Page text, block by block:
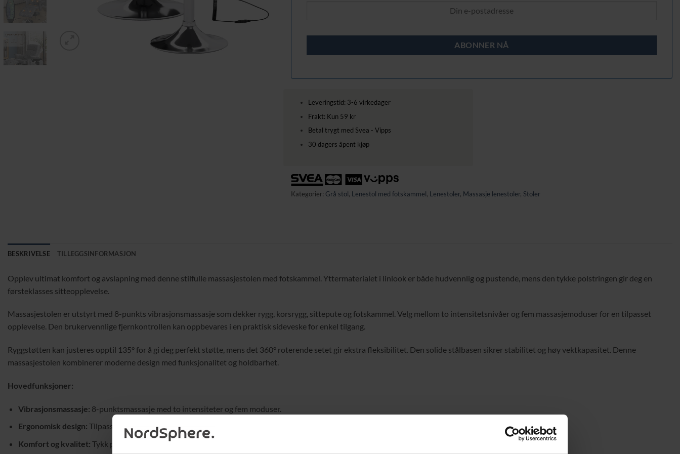
Leveringstid: 3-6 virkedager
Frakt: Kun 59 kr
Betal trygt med Svea - Vipps
30 dagers åpent kjøp
Kategorier: Grå stol, Lenestol med fotskammel, Lenestoler, Massasje lenestoler, Stoler
BESKRIVELSE TILLEGGSINFORMASJON
Opplev ultimat komfort og avslapning med denne stilfulle massasjestolen med fotskammel. Yttermaterialet i linlook er både hudvennlig og pustende, mens den tykke polstringen gir deg en
førsteklasses sitteopplevelse.
Massasjestolen er utstyrt med 8-punkts vibrasjonsmassasje som dekker rygg, korsrygg, sittepute og fotskammel. Velg mellom to intensitetsnivåer og fem massasjemoduser for en tilpasset
opplevelse. Den brukervennlige fjernkontrollen kan oppbevares i en praktisk sideveske for enkel tilgang.
Ryggstøtten kan justeres opptil 135° for å gi deg perfekt støtte, mens det 360° roterende setet gir ekstra fleksibilitet. Den solide stålbasen sikrer stabilitet og høy vektkapasitet. Denne
massasjestolen kombinerer moderne design med funksjonalitet og holdbarhet.
Hovedfunksjoner:
Vibrasjonsmassasje: 8-punktsmassasje med to intensiteter og fem moduser.
Ergonomisk design: Tilpasset rygg- og sittestilling for maksimal komfort.
Komfort og kvalitet: Tykk polstring og slitesterkt yttermateriale i linlook.